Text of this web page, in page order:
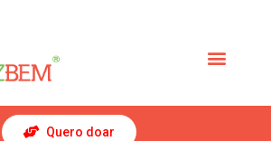
Quero doar